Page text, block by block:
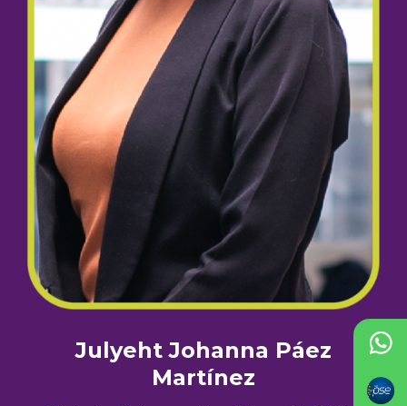
Julyeht Johanna Páez
Martínez